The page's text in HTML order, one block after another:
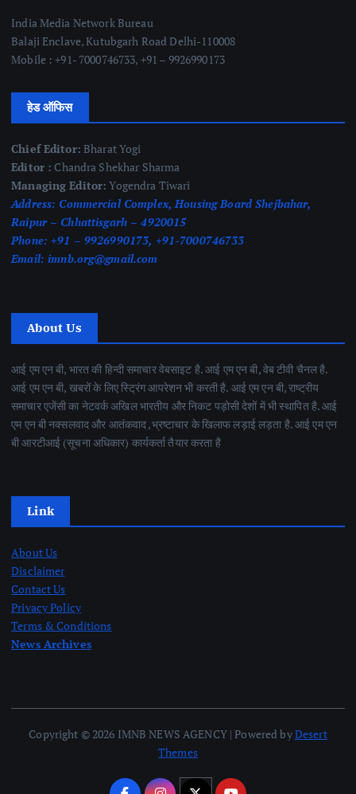
India Media Network Bureau
Balaji Enclave, Kutubgarh Road Delhi-110008
Mobile : +91- 7000746733, +91 – 9926990173
हेड ऑफिस
Chief Editor: Bharat Yogi
Editor : Chandra Shekhar Sharma
Managing Editor: Yogendra Tiwari
Address: Commercial Complex, Housing Board Shejbahar,
Raipur – Chhattisgarh – 4920015
Phone: +91 – 9926990173, +91-7000746733
Email: imnb.org@gmail.com
About Us
आई एम एन बी, भारत की हिन्दी समाचार वेबसाइट है. आई एम एन बी, वेब टीवी चैनल है.
आई एम एन बी, खबरों के लिए स्ट्रिंग आपरेशन भी करती है. आई एम एन बी, राष्ट्रीय
समाचार एजेंसी का नेटवर्क अखिल भारतीय और निकट पड़ोसी देशों में भी स्थापित है. आई
एम एन बी नक्सलवाद और आतंकवाद ,भ्रष्टाचार के खिलाफ लड़ाई लड़ता है. आई एम एन
बी आरटीआई (सूचना अधिकार) कार्यकर्ता तैयार करता है
Link
About Us
Disclaimer
Contact Us
Privacy Policy
Terms & Conditions
News Archives
Copyright © 2026 IMNB NEWS AGENCY | Powered byDesert
Themes